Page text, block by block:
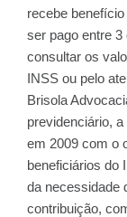
recebe
ser pago entre
consultar os
INSS ou pelo
Brisola
previdenciário,
em 2009 com o
beneficiários do
da necessidade
contribuição,